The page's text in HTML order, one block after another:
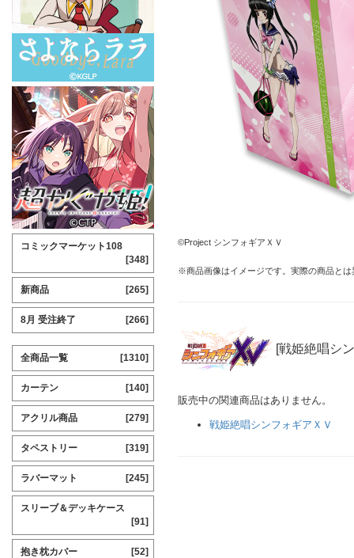
©Project シンフォギアＸＶ
※商品画像はイメージです。実際の商品と
[戦姫絶唱シ
販売中の関連商品はありません。
戦姫絶唱シンフォギアＸＶ
コミックマーケット108
[348]
新商品 [265]
8月 受注終了 [266]
全商品一覧 [1310]
カーテン [140]
アクリル商品 [279]
タペストリー [319]
ラバーマット [245]
スリーブ＆デッキケース
[91]
抱き枕カバー [52]